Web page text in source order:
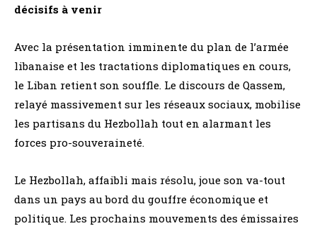
décisifs à venir
Avec la présentation imminente du plan de l’armée
libanaise et les tractations diplomatiques en cours,
le Liban retient son souffle. Le discours de Qassem,
relayé massivement sur les réseaux sociaux, mobilise
les partisans du Hezbollah tout en alarmant les
forces pro-souveraineté.
Le Hezbollah, affaibli mais résolu, joue son va-tout
dans un pays au bord du gouffre économique et
politique. Les prochains mouvements des émissaires